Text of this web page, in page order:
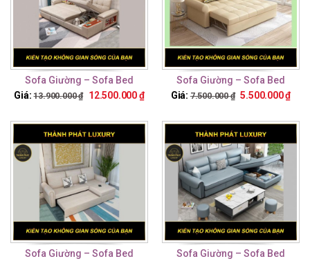
Sofa Giường – Sofa Bed
TTG20
Giá: 13.900.000₫ 12.500.000₫
Sofa Giường – Sofa Bed
TTG15
Giá: 7.500.000₫ 5.500.000₫
Sofa Giường – Sofa Bed
Sofa Giường – Sofa Bed